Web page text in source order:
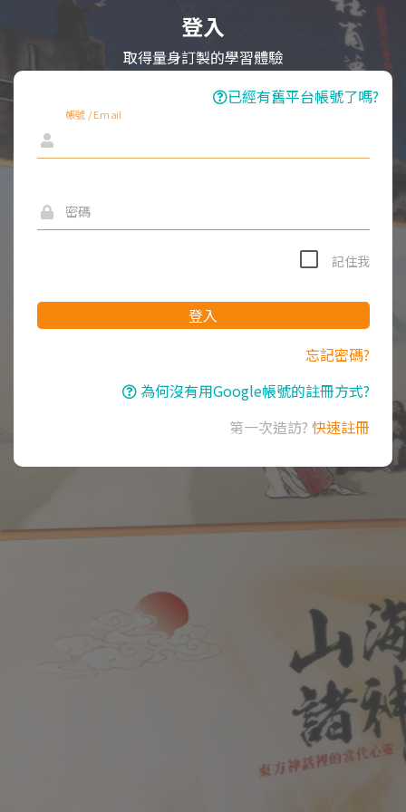
登入
取得量身訂製的學習體驗
已經有舊平台帳號了嗎?
帳號 / Email
密碼
記住我
登入
忘記密碼?
為何沒有用Google帳號的註冊方式?
第一次造訪? 快速註冊